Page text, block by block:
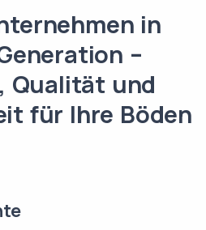
in
–
Qualität und
für Ihre Böden